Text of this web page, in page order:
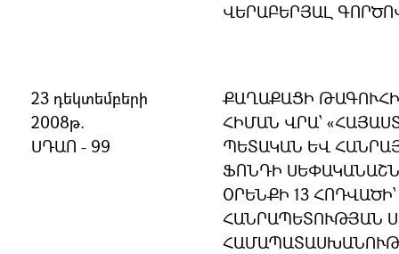
ՎԵՐԱԲԵՐՅԱԼ
23 դեկտեմբերի
2008թ.
ՍԴԱՈ - 99
ՔԱՂԱՔԱՑԻ
ՀԻՄԱՆ ՎՐԱ՝
ՊԵՏԱԿԱՆ ԵՎ
ՖՈՆԴԻ
ՕՐԵՆՔԻ 13
ՀԱՆՐԱՊԵՏՈՒԹՅԱՆ